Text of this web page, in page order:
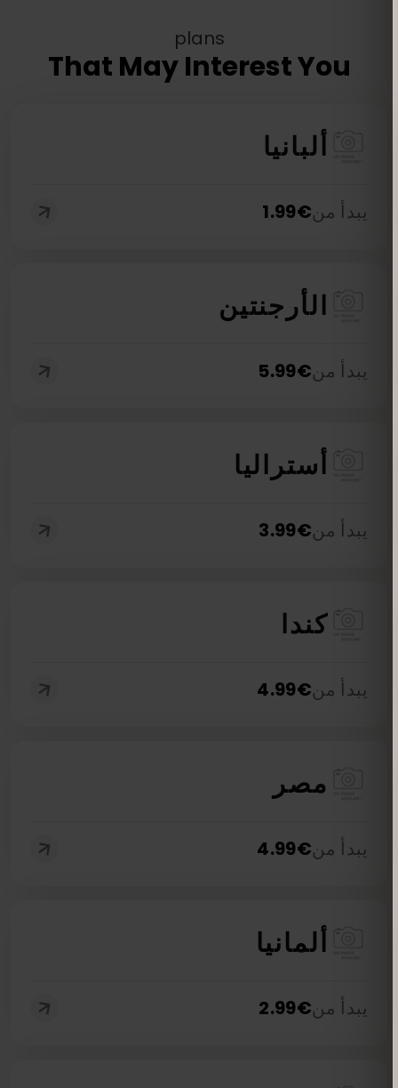
plans
That May Interest You
ألبانيا
يبدأ من€
1.99
الأرجنتين
يبدأ من€
5.99
أستراليا
يبدأ من€
3.99
كندا
يبدأ من€
4.99
مصر
يبدأ من€
4.99
ألمانيا
يبدأ من€
2.99